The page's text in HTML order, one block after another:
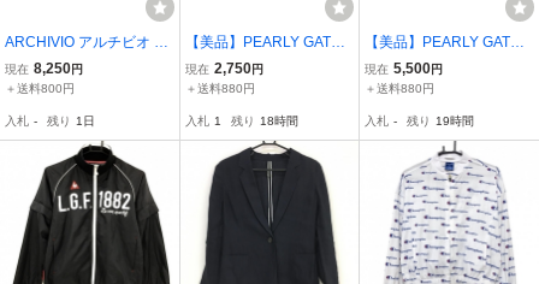
ARCHIVIO アルチビオ ジ
ップジャケット ブラック
系 38 [240001195529] ゴ
現在 8,250円
＋送料800円
入札 - 残り 1日
【美品】PEARLY GATES
(パーリーゲイツ) リバー
シブルスニード ネイビー
025 ゴルフウェア 2607-0
330 中古
現在 2,750円
＋送料880円
入札 1 残り 18時間
【美品】PEARLY GATES
(パーリーゲイツ) ブルゾ
ン ゴールド / ブラック レ
ゴルフウェア 2607-0302
現在 5,500円
＋送料880円
入札 - 残り 19時間